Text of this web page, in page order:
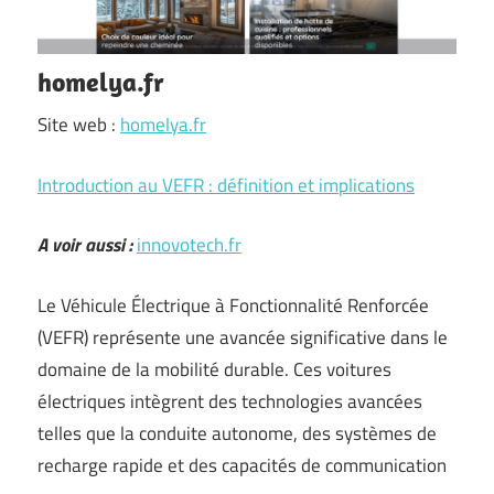
homelya.fr
Site web : homelya.fr
Introduction au VEFR : définition et implications
A voir aussi :innovotech.fr
Le Véhicule Électrique à Fonctionnalité Renforcée
(VEFR) représente une avancée significative dans le
domaine de la mobilité durable. Ces voitures
électriques intègrent des technologies avancées
telles que la conduite autonome, des systèmes de
recharge rapide et des capacités de communication